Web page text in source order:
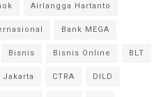
Airlangga Hartanto
Bank MEGA
Bisnis Bisnis Online BLT
CTRA DILD